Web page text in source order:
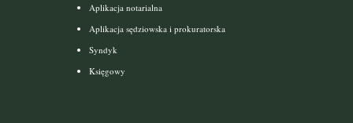
Aplikacja notarialna
Aplikacja sędziowska i prokuratorska
Syndyk
Księgowy